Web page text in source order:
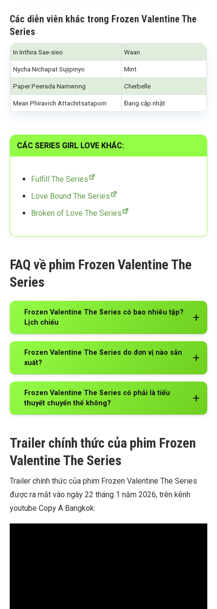
Các diễn viên khác trong Frozen Valentine The
Series
In Inthira Sae-sieo Waan
Nycha Nichapat Sujipinyo Mint
Paper Peerada Namwong Cherbelle
Mean Phiravich Attachitsataporn Đang cập nhật
CÁC SERIES GIRL LOVE KHÁC:
Fulfill The Series
Love Bound The Series
Broken of Love The Series
FAQ về phim Frozen Valentine The
Series
Frozen Valentine The Series có bao nhiêu tập?
Lịch chiếu
Frozen Valentine The Series do đơn vị nào sản
xuất?
Frozen Valentine The Series có phải là tiểu
thuyết chuyển thể không?
Trailer chính thức của phim Frozen
Valentine The Series
Trailer chính thức của phim Frozen Valentine The Series
được ra mắt vào ngày 22 tháng 1 năm 2026, trên kênh
youtube Copy A Bangkok: